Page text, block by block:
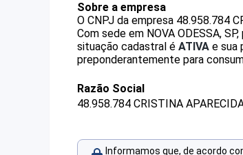
Sobre a empresa
O CNPJ da empresa 48.958.784
Com sede em NOVA ODESSA,
situação cadastral é ATIVA e sua
preponderantemente para
Razão Social
48.958.784 CRISTINA
Informamos que, de acordo